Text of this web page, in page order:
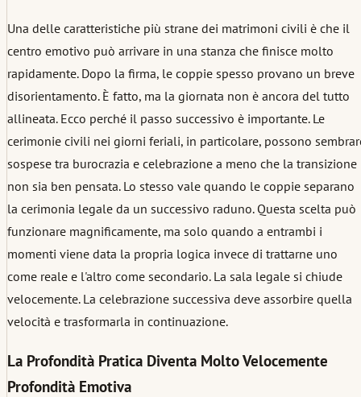
Una delle caratteristiche più strane dei matrimoni civili è che il
centro emotivo può arrivare in una stanza che finisce molto
rapidamente. Dopo la firma, le coppie spesso provano un breve
disorientamento. È fatto, ma la giornata non è ancora del tutto
allineata. Ecco perché il passo successivo è importante. Le
cerimonie civili nei giorni feriali, in particolare, possono
sospese tra burocrazia e celebrazione a meno che la transizione
non sia ben pensata. Lo stesso vale quando le coppie separano
la cerimonia legale da un successivo raduno. Questa scelta può
funzionare magnificamente, ma solo quando a entrambi i
momenti viene data la propria logica invece di trattarne uno
come reale e l'altro come secondario. La sala legale si chiude
velocemente. La celebrazione successiva deve assorbire quella
velocità e trasformarla in continuazione.
La Profondità Pratica Diventa Molto Velocemente
Profondità Emotiva